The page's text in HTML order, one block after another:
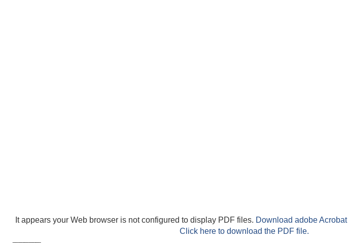
It appears your Web browser is not configured to display PDF files. Download adobe Acrobat
Click here to download the PDF file.